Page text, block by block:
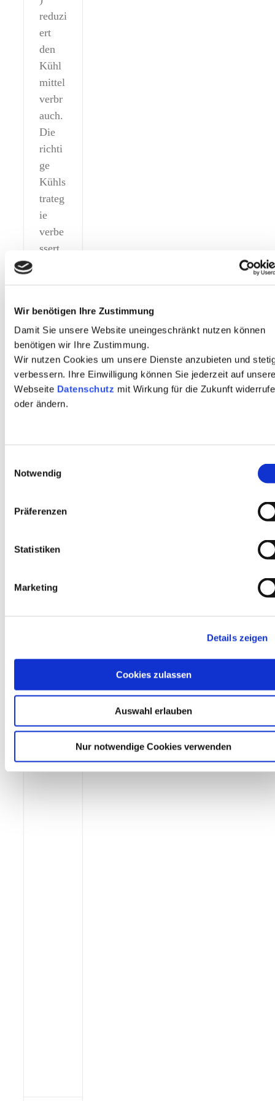
Wir benötigen Ihre Zustimmung
Damit Sie unsere Website uneingeschränkt nutzen können
benötigen wir Ihre Zustimmung.
Wir nutzen Cookies um unsere Dienste anzubieten und
verbessern. Ihre Einwilligung können Sie jederzeit auf
Webseite Datenschutz mit Wirkung für die Zukunft
oder ändern.
Notwendig
Präferenzen
Statistiken
Marketing
Details zeigen
Cookies zulassen
Auswahl erlauben
Nur notwendige Cookies verwenden
reduzi
ert
den
Kühl
mittel
verbr
auch.
Die
richti
ge
Kühls
trateg
ie
verbe
ssert
Oberf
läche
nquali
tät
und
Wirts
ch.
m ist
Werk
g in
so ...